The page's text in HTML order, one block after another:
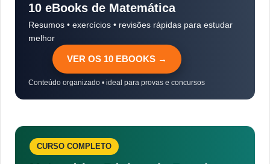
10 eBooks de Matemática
Resumos • exercícios • revisões rápidas para estudar
melhor
VER OS 10 EBOOKS →
Conteúdo organizado • ideal para provas e concursos
CURSO COMPLETO